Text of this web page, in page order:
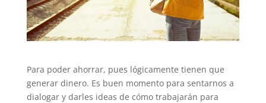
Para poder ahorrar, pues lógicamente tienen que
generar dinero. Es buen momento para sentarnos a
dialogar y darles ideas de cómo trabajarán para